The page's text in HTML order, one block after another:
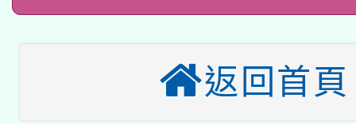
業技術研究院辦理「
用水績優單位及節水達
115年8月22日(星期六)
桃園市孔廟祈福系列
開 智慧啟航」
本校115學年度第2次
返回首頁